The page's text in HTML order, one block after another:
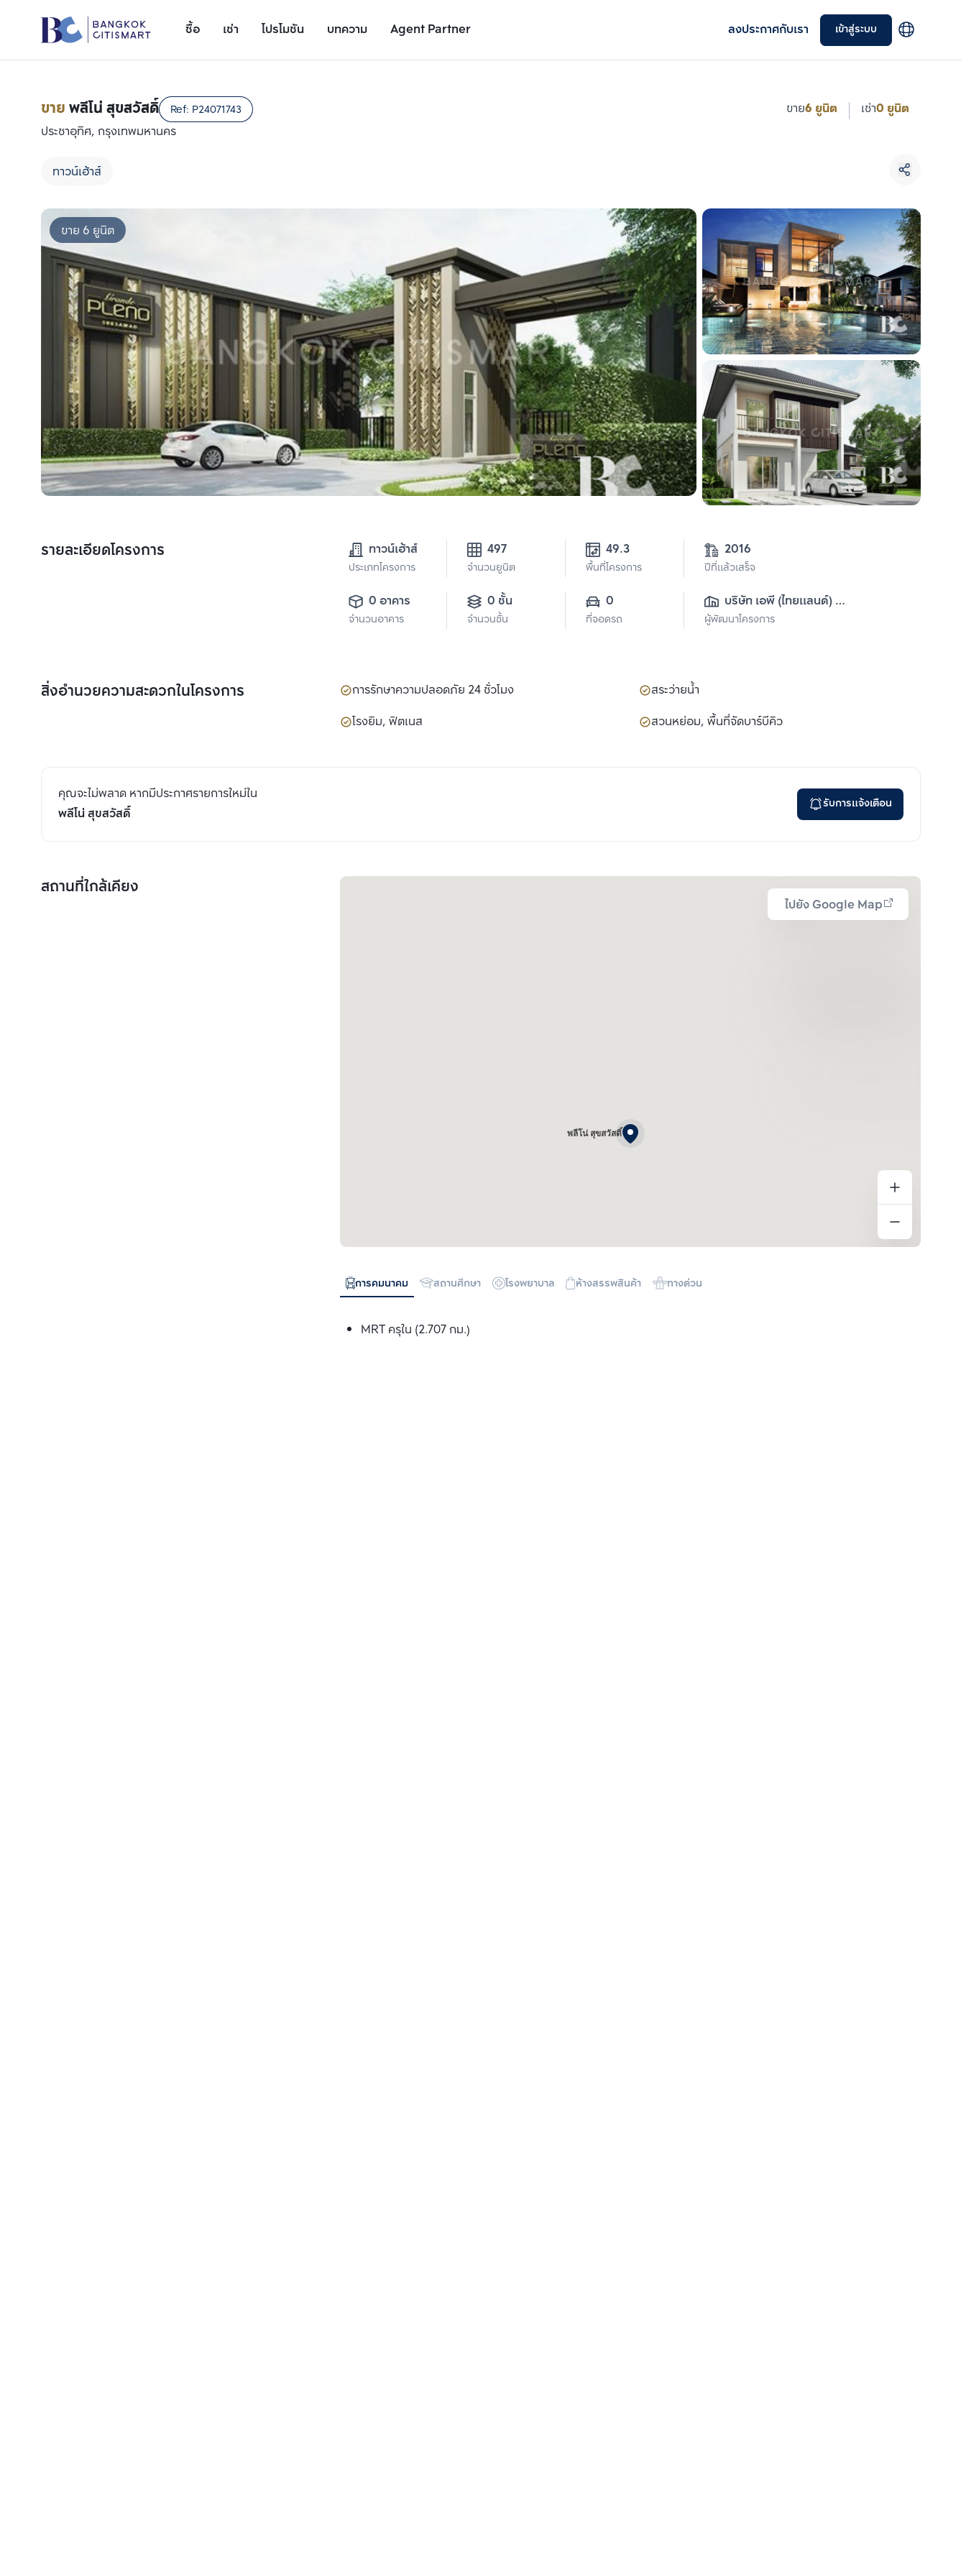
ซื้อ เช่า โปรโมชัน บทความ Agent Partner ลงประกาศกับเรา เข้าสู่ระบบ
รายละเอียดโครงการ
ขายพลีโน่ สุขสวัสดิ์ Ref: P24071743
ประชาอุทิศ, กรุงเทพมหานคร
ทาวน์เฮ้าส์
ขาย6 ยูนิต เช่า0 ยูนิต
ขาย 6 ยูนิต
รายละเอียดโครงการ ทาวน์เฮ้าส์
ประเภทโครงการ
497
จำนวนยูนิต
49.3
พื้นที่โครงการ
2016
ปีที่แล้วเสร็จ
0 อาคาร
จำนวนอาคาร
0 ชั้น
จำนวนชั้น
0
ที่จอดรถ
บริษัท เอพี (ไทยแลนด์)
จำกัด(มหาชน)
ผู้พัฒนาโครงการ
สิ่งอำนวยความสะดวกในโครงการ การรักษาความปลอดภัย 24 ชั่วโมง
สระว่ายน้ำ
โรงยิม, ฟิตเนส
สวนหย่อม, พื้นที่จัดบาร์บีคิว
คุณจะไม่พลาด หากมีประกาศรายการใหม่ใน
พลีโน่ สุขสวัสดิ์
รับการแจ้งเตือน
สถานที่ใกล้เคียง
ไปยัง Google Map
พลีโน่ สุขสวัสดิ์
การคมนาคม สถานศึกษา โรงพยาบาล ห้างสรรพสินค้า ทางด่วน
MRT ครุใน (2.707 กม.)
รายการที่ 1
รายการที่ 2
เพิ่มยูนิตเปรียบเทียบ
รายการที่ 3
เลือกยูนิตเพื่อเปรียบเทียบ
เลือกได้สูงสุด 3 รายการ
เปรียบเทียบ
ลบทั้งหมด